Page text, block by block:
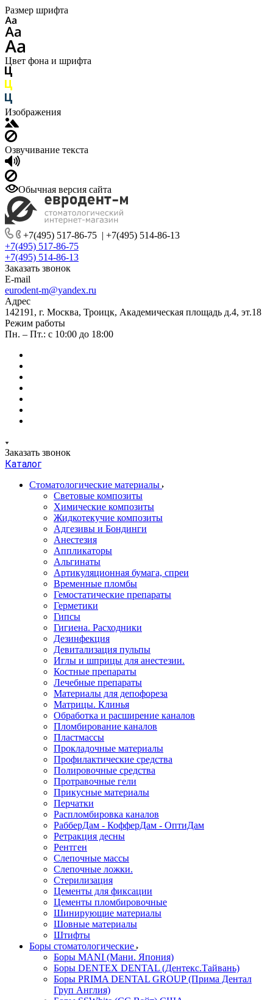
Размер шрифта
Цвет фона и шрифта
Изображения
Озвучивание текста
Обычная версия сайта
+7(495) 517-86-75 | +7(495) 514-86-13
+7(495) 517-86-75
+7(495) 514-86-13
Заказать звонок
E-mail
eurodent-m@yandex.ru
Адрес
142191, г. Москва, Троицк, Академическая площадь д.4, эт.18
Режим работы
Пн. – Пт.: с 10:00 до 18:00
Заказать звонок
Каталог
Стоматологические материалы
Световые композиты
Химические композиты
Жидкотекучие композиты
Адгезивы и Бондинги
Анестезия
Аппликаторы
Альгинаты
Артикуляционная бумага, спреи
Временные пломбы
Гемостатические препараты
Герметики
Гипсы
Гигиена. Расходники
Дезинфекция
Девитализация пульпы
Иглы и шприцы для анестезии.
Костные препараты
Лечебные препараты
Материалы для депофореза
Матрицы. Клинья
Обработка и расширение каналов
Пломбирование каналов
Пластмассы
Прокладочные материалы
Профилактические средства
Полировочные средства
Протравочные гели
Прикусные материалы
Перчатки
Распломбировка каналов
РабберДам - КофферДам - ОптиДам
Ретракция десны
Рентген
Слепочные массы
Слепочные ложки.
Стерилизация
Цементы для фиксации
Цементы пломбировочные
Шинирующие материалы
Шовные материалы
Штифты
Боры стоматологические
Боры MANI (Мани. Япония)
Боры DENTEX DENTAL (Дентекс.Тайвань)
Боры PRIMA DENTAL GROUP (Прима Дентал
Груп Англия)